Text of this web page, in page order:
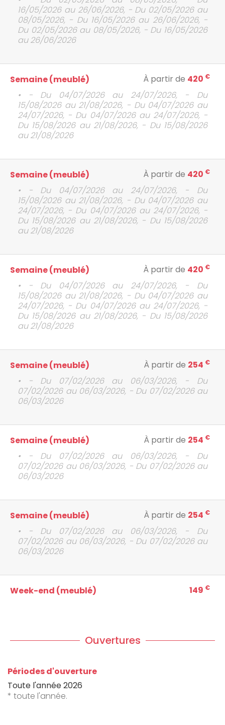
16/05/2026 au 26/06/2026, - Du 02/05/2026 au
08/05/2026, - Du 16/05/2026 au 26/06/2026, -
Du 02/05/2026 au 08/05/2026, - Du 16/05/2026
au 26/06/2026
Semaine (meublé) À partir de 420 €
• - Du 04/07/2026 au 24/07/2026, - Du
15/08/2026 au 21/08/2026, - Du 04/07/2026 au
24/07/2026, - Du 04/07/2026 au 24/07/2026, -
Du 15/08/2026 au 21/08/2026, - Du 15/08/2026
au 21/08/2026
Semaine (meublé) À partir de 420 €
• - Du 04/07/2026 au 24/07/2026, - Du
15/08/2026 au 21/08/2026, - Du 04/07/2026 au
24/07/2026, - Du 04/07/2026 au 24/07/2026, -
Du 15/08/2026 au 21/08/2026, - Du 15/08/2026
au 21/08/2026
Semaine (meublé) À partir de 420 €
• - Du 04/07/2026 au 24/07/2026, - Du
15/08/2026 au 21/08/2026, - Du 04/07/2026 au
24/07/2026, - Du 04/07/2026 au 24/07/2026, -
Du 15/08/2026 au 21/08/2026, - Du 15/08/2026
au 21/08/2026
Semaine (meublé) À partir de 254 €
• - Du 07/02/2026 au 06/03/2026, - Du
07/02/2026 au 06/03/2026, - Du 07/02/2026 au
06/03/2026
Semaine (meublé) À partir de 254 €
• - Du 07/02/2026 au 06/03/2026, - Du
07/02/2026 au 06/03/2026, - Du 07/02/2026 au
06/03/2026
Semaine (meublé) À partir de 254 €
• - Du 07/02/2026 au 06/03/2026, - Du
07/02/2026 au 06/03/2026, - Du 07/02/2026 au
06/03/2026
Week-end (meublé) 149 €
Ouvertures
Périodes d'ouverture
Toute l'année 2026
* toute l'année.